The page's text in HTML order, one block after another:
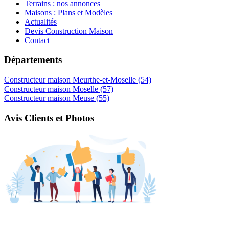
Terrains : nos annonces
Maisons : Plans et Modèles
Actualités
Devis Construction Maison
Contact
Départements
Constructeur maison Meurthe-et-Moselle (54)
Constructeur maison Moselle (57)
Constructeur maison Meuse (55)
Avis Clients et Photos